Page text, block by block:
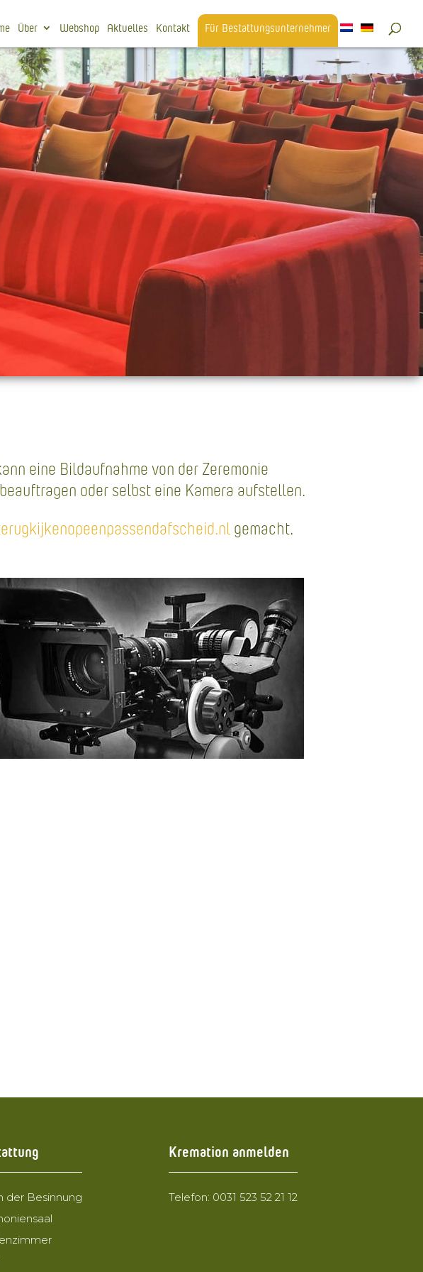
Über Webshop Aktuelles Kontakt Für Bestattungsunternehmer
eine Bildaufnahme von der Zeremonie
beauftragen oder selbst eine Kamera aufstellen.
gemacht.
der Besinnung
Kremation anmelden
Telefon: 0031 523 52 21 12